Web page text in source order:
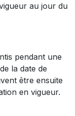
au jour du
pendant une
la date de
être ensuite
en vigueur.